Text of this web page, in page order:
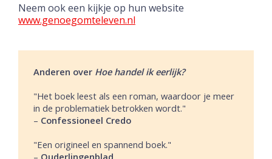
Neem ook een kijkje op hun website
www.genoegomteleven.nl
Anderen over Hoe handel ik eerlijk?
"Het boek leest als een roman, waardoor je meer
in de problematiek betrokken wordt."
– Confessioneel Credo
"Een origineel en spannend boek."
– Ouderlingenblad